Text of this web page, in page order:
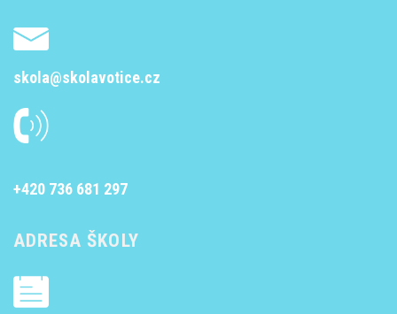
skola@skolavotice.cz
+420 736 681 297
ADRESA ŠKOLY